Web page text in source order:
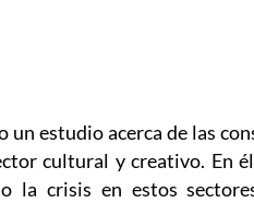
estudio acerca de las
cultural y creativo. En
la crisis en estos